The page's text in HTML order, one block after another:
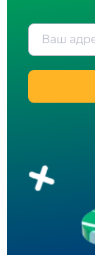
Ваш